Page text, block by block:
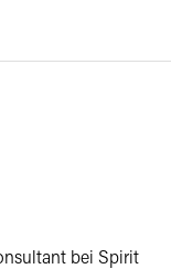
bei Spirit